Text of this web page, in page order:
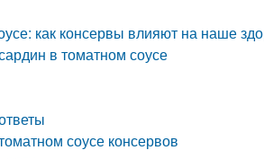
как консервы влияют на наше
в томатном соусе
соусе консервов